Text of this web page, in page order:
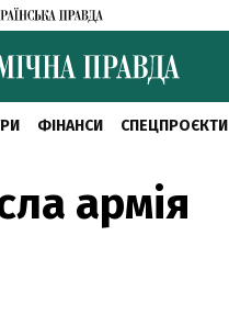
ФІНАНСИ СПЕЦПРОЄКТИ
армія